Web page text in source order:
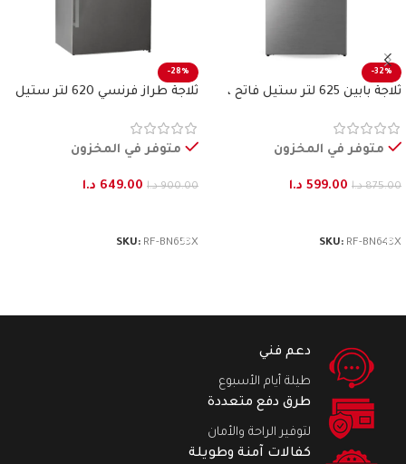
-32%
ثلاجة بابين 625 لتر ستيل فاتح ،
متوفر في المخزون
875.00 د.ا 599.00 د.ا
SKU: RF-BN643X
-28%
ثلاجة طراز فرنسي 620 لتر ستيل
متوفر في المخزون
900.00 د.ا 649.00 د.ا
SKU: RF-BN653X
دعم فني
طيلة أيام الأسبوع
طرق دفع متعددة
لتوفير الراحة والأمان
كفالات آمنة وطويلة